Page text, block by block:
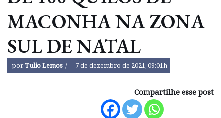
MACONHA NA ZONA
SUL DE NATAL
porTulio Lemos 7 de dezembro de 2021, 09:01h
Compartilhe esse post